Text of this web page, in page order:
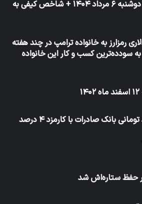
آلودگی هوای اصفهان دوشنبه ۶ مرداد ۱۴۰۴ + شاخص کیفی به
دلاری رمزارز به خانواده ترامپ در چند هفته
سودده‌ترین کسب و کار این خانواده
حفظ ستاره‌اش شد